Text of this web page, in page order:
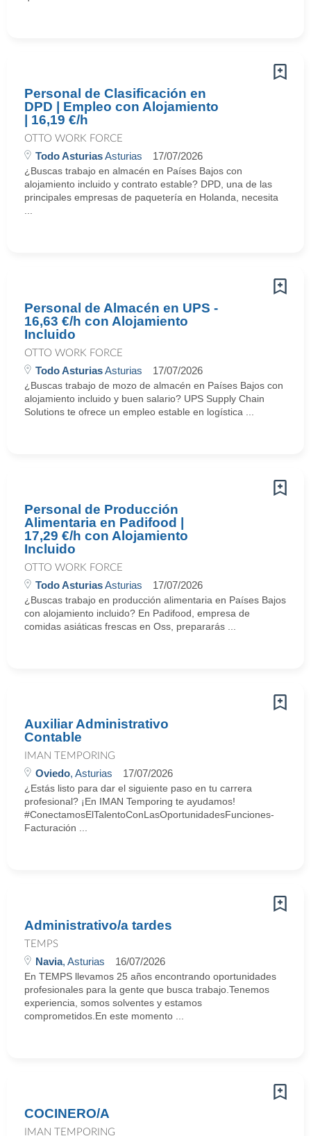
Personal de Clasificación en
DPD | Empleo con Alojamiento
| 16,19 €/h
OTTO WORK FORCE
Todo AsturiasAsturias 17/07/2026
¿Buscas trabajo en almacén en Países Bajos con
alojamiento incluido y contrato estable? DPD, una de las
principales empresas de paquetería en Holanda, necesita
Personal de Almacén en UPS -
16,63 €/h con Alojamiento
Incluido
OTTO WORK FORCE
Todo AsturiasAsturias 17/07/2026
¿Buscas trabajo de mozo de almacén en Países Bajos con
alojamiento incluido y buen salario? UPS Supply Chain
Solutions te ofrece un empleo estable en logística ...
Personal de Producción
Alimentaria en Padifood |
17,29 €/h con Alojamiento
Incluido
OTTO WORK FORCE
Todo AsturiasAsturias 17/07/2026
¿Buscas trabajo en producción alimentaria en Países Bajos
con alojamiento incluido? En Padifood, empresa de
comidas asiáticas frescas en Oss, prepararás ...
Auxiliar Administrativo
Contable
IMAN TEMPORING
Oviedo, Asturias 17/07/2026
¿Estás listo para dar el siguiente paso en tu carrera
profesional? ¡En IMAN Temporing te ayudamos!
#ConectamosElTalentoConLasOportunidadesFunciones-
Facturación ...
Administrativo/a tardes
TEMPS
Navia, Asturias 16/07/2026
En TEMPS llevamos 25 años encontrando oportunidades
profesionales para la gente que busca trabajo.Tenemos
experiencia, somos solventes y estamos
comprometidos.En este momento ...
COCINERO/A
IMAN TEMPORING